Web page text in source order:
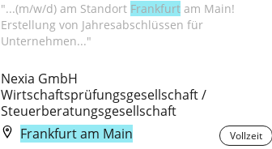
"...(m/w/d) am Standort Frankfurt am Main!
Erstellung von Jahresabschlüssen für
Unternehmen..."
Nexia GmbH
Wirtschaftsprüfungsgesellschaft /
Steuerberatungsgesellschaft
Frankfurt am Main
Vollzeit